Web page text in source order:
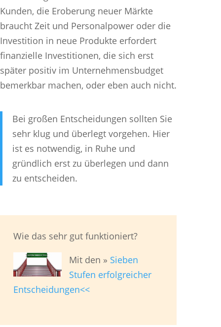
Kunden, die Eroberung neuer Märkte
braucht Zeit und Personalpower oder die
Investition in neue Produkte erfordert
finanzielle Investitionen, die sich erst
später positiv im Unternehmensbudget
bemerkbar machen, oder eben auch nicht.
Bei großen Entscheidungen sollten Sie
sehr klug und überlegt vorgehen. Hier
ist es notwendig, in Ruhe und
gründlich erst zu überlegen und dann
zu entscheiden.
Wie das sehr gut funktioniert?
Mit den » Sieben
Stufen erfolgreicher
Entscheidungen<<